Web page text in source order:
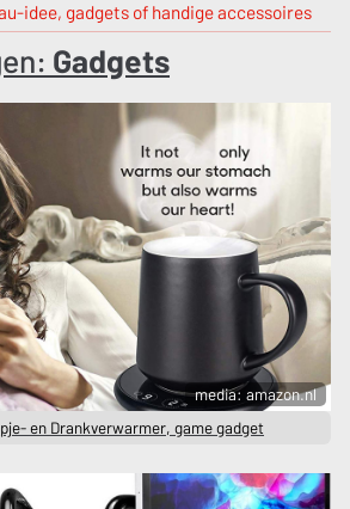
idee, gadgets of handige accessoires
Gadgets
media: amazon.nl
en Drankverwarmer, game gadget